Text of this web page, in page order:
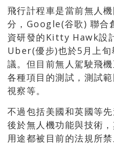
飛行計程車是當前無人
分，Google(谷歌) 聯合
資研發的Kitty Hawk設
Uber(優步)也於5月上
議。但目前無人駕駛飛
各種項目的測試，測試
視察等。
不過包括美國和英國等
後於無人機功能與技術
用途都被目前的法規所